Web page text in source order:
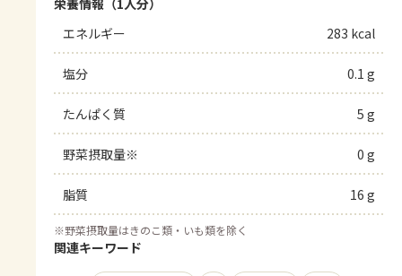
エネルギー
283 kcal
塩分 0.1 g
たんぱく質 5 g
野菜摂取量※ 0 g
脂質 16 g
※野菜摂取量はきのこ類・いも類を除く
関連キーワード